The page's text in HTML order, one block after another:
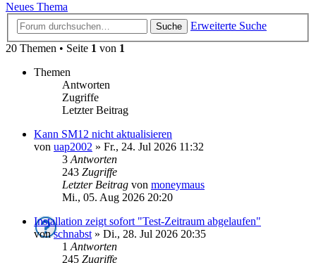
Neues Thema
Suche
Erweiterte Suche
20 Themen • Seite 1 von 1
Themen
Antworten
Zugriffe
Letzter Beitrag
Kann SM12 nicht aktualisieren
von uap2002 » Fr., 24. Jul 2026 11:32
3 Antworten
243 Zugriffe
Letzter Beitrag von moneymaus
Mi., 05. Aug 2026 20:20
Installation zeigt sofort "Test-Zeitraum abgelaufen"
vonschnabst » Di., 28. Jul 2026 20:35
1 Antworten
245 Zugriffe